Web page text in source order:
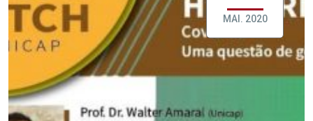
MAI. 2020